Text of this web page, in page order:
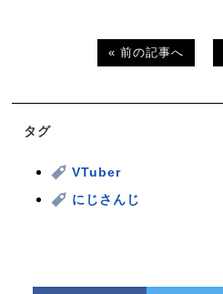
« 前の記事へ
タグ
VTuber
にじさんじ